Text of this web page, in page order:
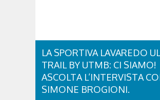
LA SPORTIVA LAVAREDO
TRAIL BY UTMB: CI SIAMO!
ASCOLTA L’INTERVISTA
SIMONE BROGIONI.